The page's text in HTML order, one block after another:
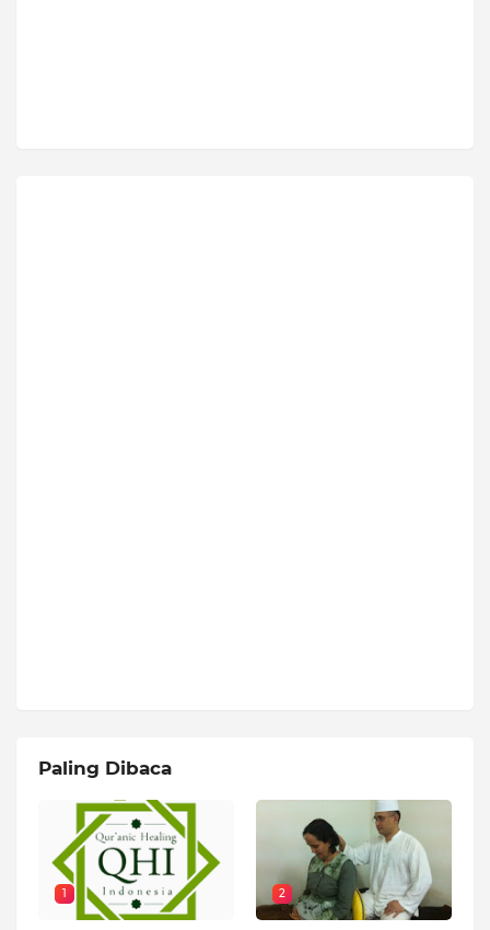
Paling Dibaca
1 2